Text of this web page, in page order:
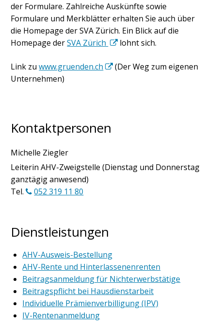
der Formulare. Zahlreiche Auskünfte sowie
Formulare und Merkblätter erhalten Sie auch über
die Homepage der SVA Zürich. Ein Blick auf die
Homepage derSVA Zürich lohnt sich.
Link zuwww.gruenden.ch
(Der Weg zum eigenen
Unternehmen)
Kontaktpersonen
Michelle Ziegler
Funktion
Leiterin AHV-Zweigstelle (Dienstag und Donnerstag
ganztägig anwesend)
Tel.
052 319 11 80
Dienstleistungen
AHV-Ausweis-Bestellung
AHV-Rente und Hinterlassenenrenten
Beitragsanmeldung für Nichterwerbstätige
Beitragspflicht bei Hausdienstarbeit
Individuelle Prämienverbilligung (IPV)
IV-Rentenanmeldung